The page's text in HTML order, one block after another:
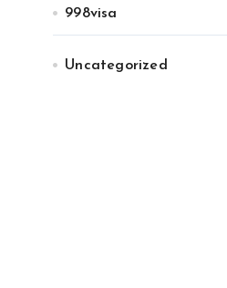
998visa
Uncategorized